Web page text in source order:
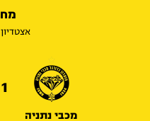
מכבי נתניה
1 - 1